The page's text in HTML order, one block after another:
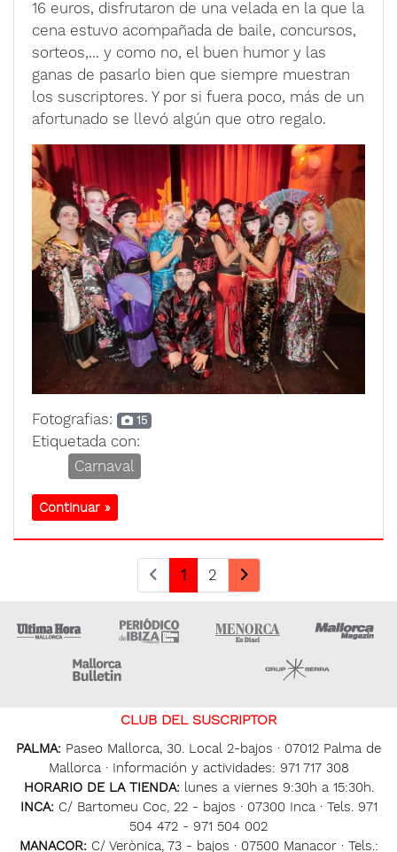
16 euros, disfrutaron de una velada en la que la
cena estuvo acompañada de baile, concursos,
sorteos,... y como no, el buen humor y las
ganas de pasarlo bien que siempre muestran
los suscriptores. Y por si fuera poco, más de un
afortunado se llevó algún que otro regalo.
Fotografias: 15
Etiquetada con:
Carnaval
Continuar »
1 2
Ultima Hora Ultima hora Ibiza Menorca • Es Diari
CLUB DEL SUSCRIPTOR
PALMA: Paseo Mallorca, 30. Local 2-bajos · 07012 Palma de
Mallorca · Información y actividades: 971 717 308
HORARIO DE LA TIENDA: lunes a viernes 9:30h a 15:30h.
INCA: C/ Bartomeu Coc, 22 - bajos · 07300 Inca · Tels. 971
504 472 - 971 504 002
MANACOR: C/ Verònica, 73 - bajos · 07500 Manacor · Tels.: